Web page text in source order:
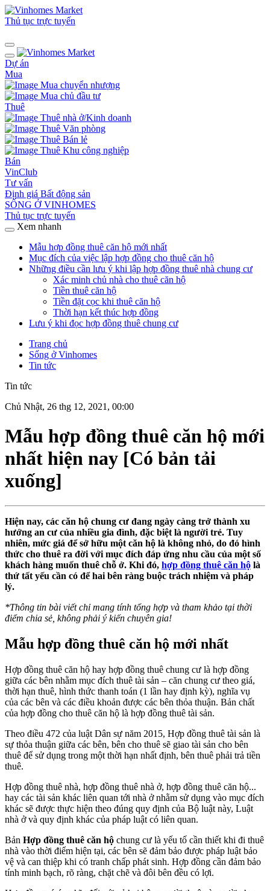
Thủ tục trực tuyến
Dự án
Mua
Mua chuyển nhượng
Mua chủ đầu tư
Thuê
Thuê nhà ở/Kinh doanh
Thuê Văn phòng
Thuê Bán lẻ
Thuê Khu công nghiệp
Bán
VinClub
Tư vấn
Định giá Bất động sản
SỐNG Ở VINHOMES
Thủ tục trực tuyến
Xem nhanh
Mẫu hợp đồng thuê căn hộ mới nhất
Mục đích của việc lập hợp đồng cho thuê căn hộ
Những điều cần lưu ý khi lập hợp đồng thuê nhà chung cư
Xác minh chủ nhà cho thuê căn hộ
Tiền thuê căn hộ
Tiền đặt cọc khi thuê căn hộ
Thời hạn kết thúc hợp đồng
Lưu ý khi đọc hợp đồng thuê chung cư
Trang chủ
Sống ở Vinhomes
Tin tức
Tin tức
Chủ Nhật, 26 thg 12, 2021, 00:00
Mẫu hợp đồng thuê căn hộ mới
nhất hiện nay [Có bản tải
xuống]
Hiện nay, các căn hộ chung cư đang ngày càng trở thành xu
hướng an cư của nhiều gia đình, đặc biệt là người trẻ. Tuy
nhiên, mức giá để sở hữu một căn hộ là không nhỏ, do đó hình
thức cho thuê ra đời với mục đích đáp ứng nhu cầu của một số
khách hàng muốn thuê chỗ ở. Khi đó, hợp đồng thuê căn hộ là
thứ tất yếu cần có để hai bên ràng buộc trách nhiệm và pháp
lý.
*Thông tin bài viết chỉ mang tính tổng hợp và tham khảo tại thời
điểm chia sẻ, không phải ý kiến chuyên gia!
Mẫu hợp đồng thuê căn hộ mới nhất
Hợp đồng thuê căn hộ hay hợp đồng thuê chung cư là hợp đồng
giữa các bên nhằm mục đích thuê tài sản – căn chung cư theo giá,
thời hạn thuê, hình thức thanh toán (1 lần hay định kỳ), nghĩa vụ
của các bên và các điều khoản được các bên thỏa thuận. Bản chất
của hợp đồng cho thuê căn hộ là hợp đồng thuê tài sản.
Theo điều 472 của luật Dân sự năm 2015, Hợp đồng thuê tài sản là
sự thỏa thuận giữa các bên, bên cho thuê sẽ giao tài sản cho bên
thuê để sử dụng trong một thời hạn nhất định, bên thuê phải trả tiền
thuê.
Hợp đồng thuê nhà, hợp đồng thuê nhà ở, hợp đồng thuê căn hộ...
hay các tài sản khác liên quan tới nhà ở nhằm sử dụng vào mục đích
khác sẽ được thực hiện theo đúng quy định của Bộ luật này, Luật
nhà ở và quy định khác của pháp luật có liên quan.
Bản Hợp đồng thuê căn hộ chung cư là yếu tố cần thiết khi đi thuê
nhà vào thời điểm hiện tại, các bên sẽ đảm bảo được pháp luật bảo
vệ và can thiệp khi có tranh chấp phát sinh. Hợp đồng cần đảm bảo
tính minh bạch, rõ ràng, chặt chẽ và đôi bên đều có lợi.